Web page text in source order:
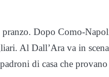
pranzo. Dopo Como-
Al Dall’Ara va in
di casa che